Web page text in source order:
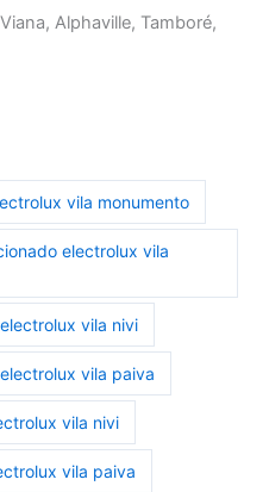
Alphaville, Tamboré,
vila monumento
electrolux vila
vila nivi
vila paiva
vila nivi
vila paiva